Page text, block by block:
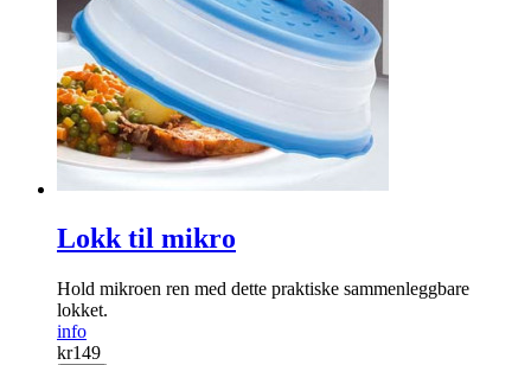
Lokk til mikro
Hold mikroen ren med dette praktiske sammenleggbare
lokket.
info
kr149